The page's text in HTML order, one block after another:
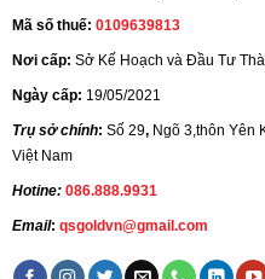
Mã số thuế: 0109639813
Nơi cấp: Sở Kế Hoạch và Đầu Tư
Ngày cấp: 19/05/2021
Trụ sở chính: Số 29, Ngõ 3,thôn Yên
Việt Nam
Hotine: 086.888.9931
Email: qsgoldvn@gmail.com